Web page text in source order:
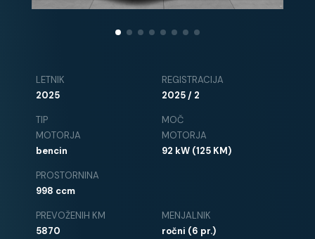
LETNIK
2025
REGISTRACIJA
2025 / 2
TIP
MOTORJA
bencin
MOČ
MOTORJA
92 kW (125 KM)
PROSTORNINA
998 ccm
PREVOŽENIH KM
5870
MENJALNIK
ročni (6 pr.)